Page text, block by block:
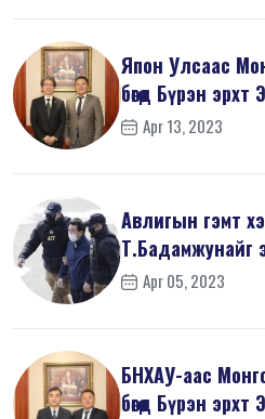
Япон Улсаас
бөгөөд Бүрэн
Apr 13, 2023
Авлигын гэмт
Т.Бадамжунайг
Apr 05, 2023
БНХАУ-аас
бөгөөд Бүрэн